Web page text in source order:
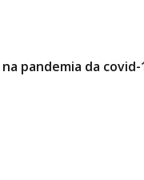
pandemia da covid-